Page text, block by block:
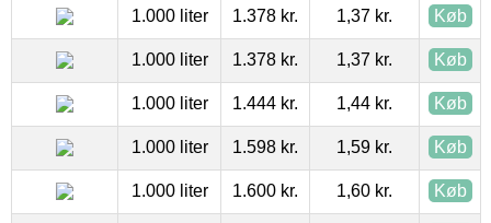
1.000 liter 1.378 kr. 1,37 kr. Køb
1.000 liter 1.378 kr. 1,37 kr. Køb
1.000 liter 1.444 kr. 1,44 kr. Køb
1.000 liter 1.598 kr. 1,59 kr. Køb
1.000 liter 1.600 kr. 1,60 kr. Køb